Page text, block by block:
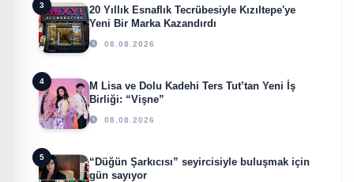
3
20 Yıllık Esnaflık Tecrübesiyle Kızıltepe'ye
Yeni Bir Marka Kazandırdı
08.08.2026
4
M Lisa ve Dolu Kadehi Ters Tut’tan Yeni İş
Birliği: “Vişne”
08.08.2026
5
“Düğün Şarkıcısı” seyircisiyle buluşmak için
gün sayıyor